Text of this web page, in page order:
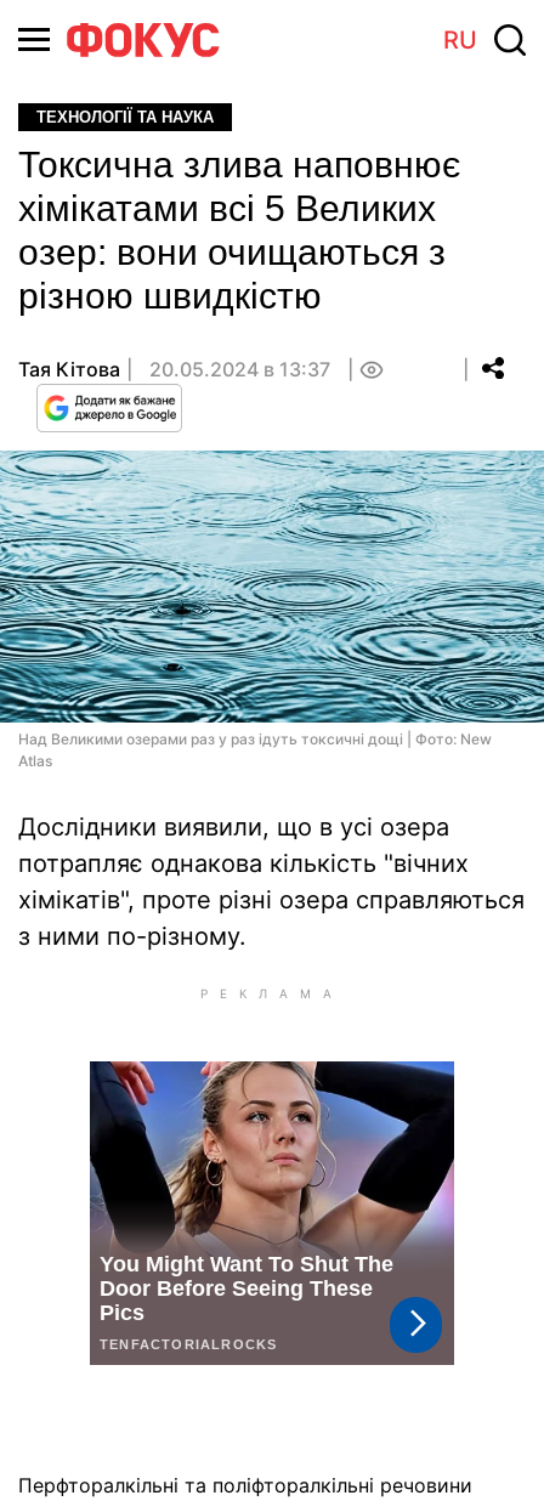
RU
ТЕХНОЛОГІЇ ТА НАУКА
Токсична злива наповнює
хімікатами всі 5 Великих
озер: вони очищаються з
різною швидкістю
Тая Кітова 20.05.2024 в 13:37
Над Великими озерами раз у раз ідуть токсичні дощі | Фото: New
Atlas
Дослідники виявили, що в усі озера
потрапляє однакова кількість "вічних
хімікатів", проте різні озера справляються
з ними по-різному.
Перфторалкільні та поліфторалкільні речовини